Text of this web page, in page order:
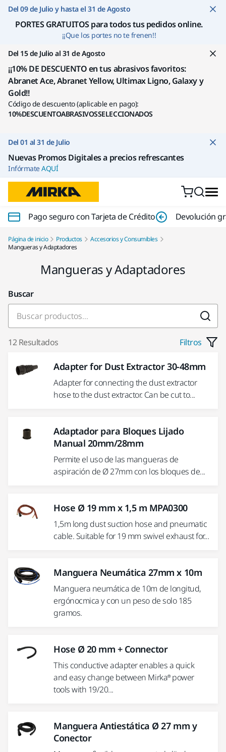
Ir a contenido
Del 09 de Julio y hasta el 31 de Agosto
PORTES GRATUITOS para todos tus pedidos online.
¡¡Que los portes no te frenen!!
Del 15 de Julio al 31 de Agosto
¡¡10% DE DESCUENTO en tus abrasivos favoritos:
Abranet Ace, Abranet Yellow, Ultimax Ligno, Galaxy y
Gold!!
Código de descuento (aplicable en pago):
10%DESCUENTOABRASIVOSSELECCIONADOS
Del 01 al 31 de Julio
Nuevas Promos Digitales a precios refrescantes
InfórmateAQUÍ
Pago seguro con Tarjeta de Crédito Devolución
Página de inicio Productos
Accesorios y Consumibles
Mangueras y Adaptadores
Mangueras y Adaptadores
Buscar
12 Resultados Filtros
Adapter for Dust Extractor 30-48mm
Adapter for connecting the dust extractor
hose to the dust extractor. Can be cut to...
Adaptador para Bloques Lijado
Manual 20mm/28mm
Permite el uso de las mangueras de
aspiración de Ø 27mm con los bloques de...
Hose Ø 19 mm x 1,5 m MPA0300
1,5m long dust suction hose and pneumatic
cable. Suitable for 19 mm swivel exhaust for...
Manguera Neumática 27mm x 10m
Manguera neumática de 10m de longitud,
ergónocmica y con un peso de solo 185
gramos.
Hose Ø 20 mm + Connector
This conductive adapter enables a quick
and easy change between Mirka® power
tools with 19/20...
Manguera Antiestática Ø 27 mm y
Conector